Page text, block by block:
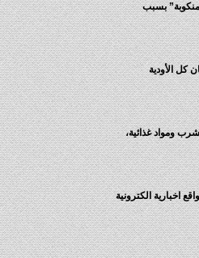
أعلنته السلطات السبت “منطقة منكوبة” بسبب
كل الأودية
ومواد غذائية،
كانت مواقع اخبارية الكترونية